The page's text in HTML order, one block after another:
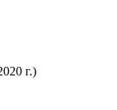
г.)